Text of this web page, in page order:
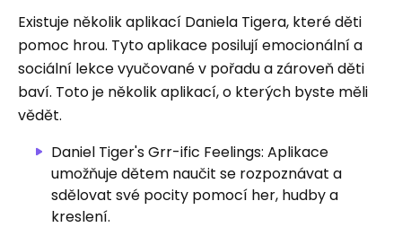
Existuje několik aplikací Daniela Tigera, které děti
pomoc hrou. Tyto aplikace posilují emocionální a
sociální lekce vyučované v pořadu a zároveň děti
baví. Toto je několik aplikací, o kterých byste měli
vědět.
Daniel Tiger's Grr-ific Feelings: Aplikace
umožňuje dětem naučit se rozpoznávat a
sdělovat své pocity pomocí her, hudby a
kreslení.